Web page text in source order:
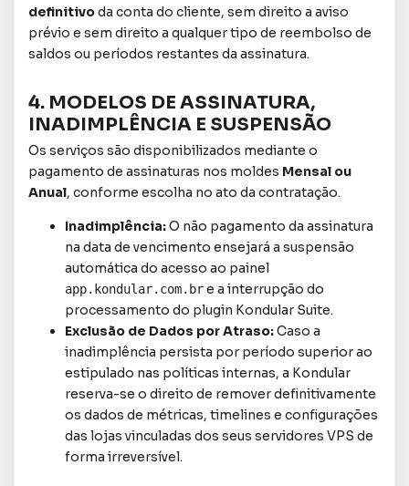
definitivoda conta do cliente, sem direito a aviso
prévio e sem direito a qualquer tipo de reembolso de
saldos ou períodos restantes da assinatura.
4. MODELOS DE ASSINATURA,
INADIMPLÊNCIA E SUSPENSÃO
Os serviços são disponibilizados mediante o
pagamento de assinaturas nos moldes Mensal ou
Anual, conforme escolha no ato da contratação.
Inadimplência:O não pagamento da assinatura
na data de vencimento ensejará a suspensão
automática do acesso ao painel
app.kondular.com.bre a interrupção do
processamento do plugin Kondular Suite.
Exclusão de Dados por Atraso:Caso a
inadimplência persista por período superior ao
estipulado nas políticas internas, a Kondular
reserva-se o direito de remover definitivamente
os dados de métricas, timelines e configurações
das lojas vinculadas dos seus servidores VPS de
forma irreversível.